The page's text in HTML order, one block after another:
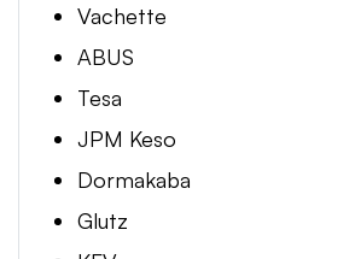
Vachette
ABUS
Tesa
JPM Keso
Dormakaba
Glutz